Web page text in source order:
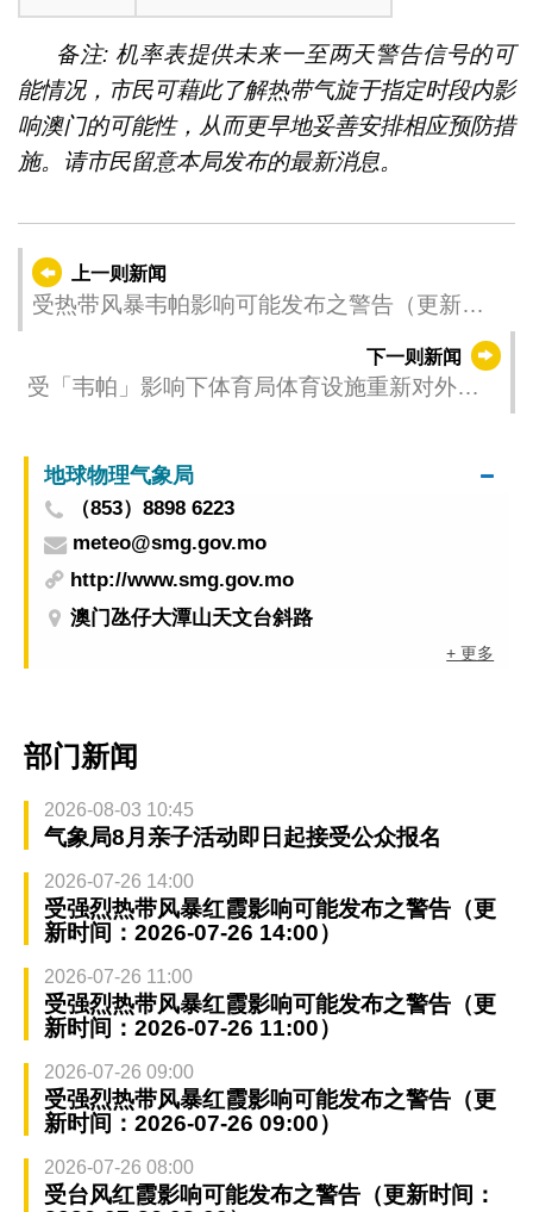
备注: 机率表提供未来一至两天警告信号的可
能情况，市民可藉此了解热带气旋于指定时段内影
响澳门的可能性，从而更早地妥善安排相应预防措
施。请市民留意本局发布的最新消息。
上一则新闻
受热带风暴韦帕影响可能发布之警告（更新时
下一则新闻
受「韦帕」影响下体育局体育设施重新对外开
地球物理气象局
（853）8898 6223
meteo@smg.gov.mo
http://www.smg.gov.mo
澳门氹仔大潭山天文台斜路
+ 更多
部门新闻
2026-08-03 10:45
气象局8月亲子活动即日起接受公众报名
2026-07-26 14:00
受强烈热带风暴红霞影响可能发布之警告（更
新时间：2026-07-26 14:00）
2026-07-26 11:00
受强烈热带风暴红霞影响可能发布之警告（更
新时间：2026-07-26 11:00）
2026-07-26 09:00
受强烈热带风暴红霞影响可能发布之警告（更
新时间：2026-07-26 09:00）
2026-07-26 08:00
受台风红霞影响可能发布之警告（更新时间：